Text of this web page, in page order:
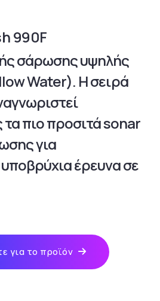
990F
σάρωσης υψηλής
Water). Η σειρά
πιο προσιτά sonar
για
έρευνα σε
για το προϊόν